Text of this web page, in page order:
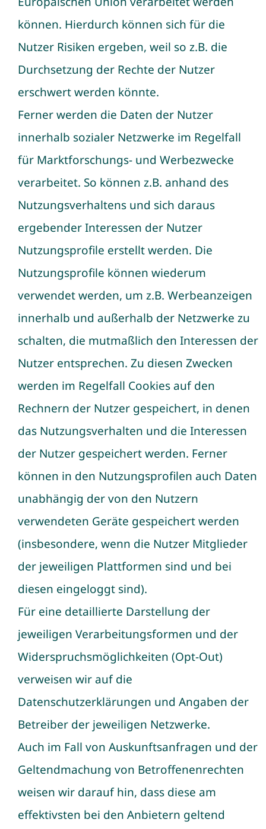
können. Hierdurch können sich für die
Nutzer Risiken ergeben, weil so z.B. die
Durchsetzung der Rechte der Nutzer
erschwert werden könnte.
Ferner werden die Daten der Nutzer
innerhalb sozialer Netzwerke im Regelfall
für Marktforschungs- und Werbezwecke
verarbeitet. So können z.B. anhand des
Nutzungsverhaltens und sich daraus
ergebender Interessen der Nutzer
Nutzungsprofile erstellt werden. Die
Nutzungsprofile können wiederum
verwendet werden, um z.B. Werbeanzeigen
innerhalb und außerhalb der Netzwerke zu
schalten, die mutmaßlich den Interessen der
Nutzer entsprechen. Zu diesen Zwecken
werden im Regelfall Cookies auf den
Rechnern der Nutzer gespeichert, in denen
das Nutzungsverhalten und die Interessen
der Nutzer gespeichert werden. Ferner
können in den Nutzungsprofilen auch Daten
unabhängig der von den Nutzern
verwendeten Geräte gespeichert werden
(insbesondere, wenn die Nutzer Mitglieder
der jeweiligen Plattformen sind und bei
diesen eingeloggt sind).
Für eine detaillierte Darstellung der
jeweiligen Verarbeitungsformen und der
Widerspruchsmöglichkeiten (Opt-Out)
verweisen wir auf die
Datenschutzerklärungen und Angaben der
Betreiber der jeweiligen Netzwerke.
Auch im Fall von Auskunftsanfragen und der
Geltendmachung von Betroffenenrechten
weisen wir darauf hin, dass diese am
effektivsten bei den Anbietern geltend